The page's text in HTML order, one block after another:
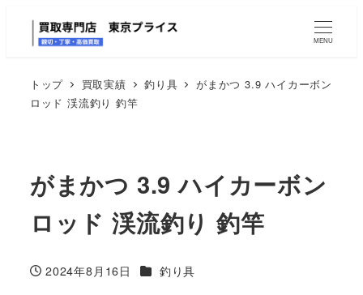
MENU
トップ 買取実績 釣り具
がまかつ 3.9 ハイカーボン
ロッド 渓流釣り 釣竿
がまかつ 3.9 ハイカーボン
ロッド 渓流釣り 釣竿
投稿日
2024年8月16日 カテゴリー
釣り具